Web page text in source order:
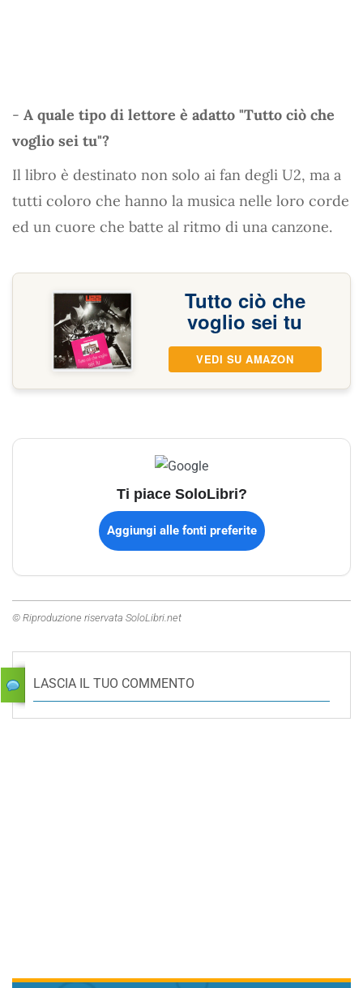
- A quale tipo di lettore è adatto "Tutto ciò che
voglio sei tu"?
Il libro è destinato non solo ai fan degli U2, ma a
tutti coloro che hanno la musica nelle loro corde
ed un cuore che batte al ritmo di una canzone.
Tutto ciò che
voglio sei tu
VEDI SU AMAZON
Ti piace SoloLibri?
Aggiungi alle fonti preferite
© Riproduzione riservata SoloLibri.net
LASCIA IL TUO COMMENTO